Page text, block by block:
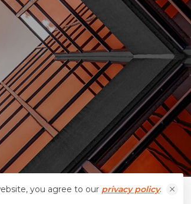
you agree to our privacy policy.